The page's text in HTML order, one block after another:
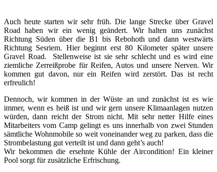
Auch heute starten wir sehr früh. Die lange Strecke über Gravel
Road haben wir ein wenig geändert. Wir halten uns zunächst
Richtung Süden über die B1 bis Rebohoth und dann westwärts
Richtung Sesriem. Hier beginnt erst 80 Kilometer später unsere
Gravel Road. Stellenweise ist sie sehr schlecht und es wird eine
ziemliche Zerreißprobe für Reifen, Autos und unsere Nerven. Wir
kommen gut davon, nur ein Reifen wird zerstört. Das ist recht
erfreulich!
Dennoch, wir kommen in der Wüste an und zunächst ist es wie
immer, wenn es heiß ist und wir gern unsere Klimaanlagen nutzen
würden, dann reicht der Strom nicht. Mit sehr netter Hilfe eines
Mitarbeiters vom Camp gelingt es uns innerhalb von zwei Stunden
sämtliche Wohnmobile so weit voneinander weg zu parken, dass die
Strombelastung gut verteilt ist und dann geht’s auch!
Wir bekommen die ersehnte Kühle der Aircondition! Ein kleiner
Pool sorgt für zusätzliche Erfrischung.